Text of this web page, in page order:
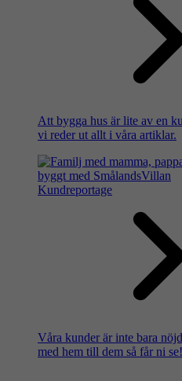
Att bygga hus är lite av en
vi reder ut allt i våra artiklar.
Kundreportage
Våra kunder är inte bara
med hem till dem så får ni se!